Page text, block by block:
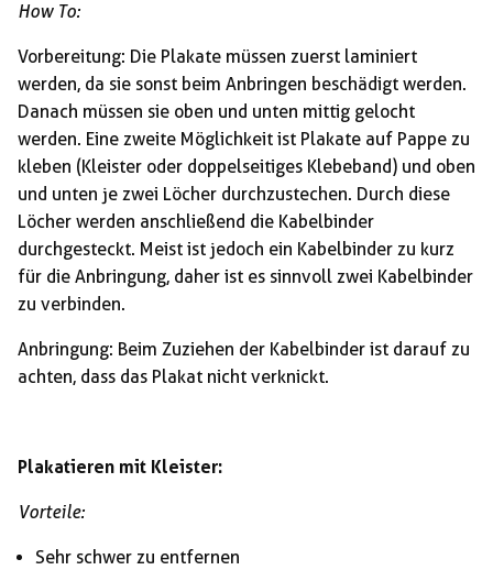
How To:
Vorbereitung: Die Plakate müssen zuerst laminiert
werden, da sie sonst beim Anbringen beschädigt werden.
Danach müssen sie oben und unten mittig gelocht
werden. Eine zweite Möglichkeit ist Plakate auf Pappe zu
kleben (Kleister oder doppelseitiges Klebeband) und oben
und unten je zwei Löcher durchzustechen. Durch diese
Löcher werden anschließend die Kabelbinder
durchgesteckt. Meist ist jedoch ein Kabelbinder zu kurz
für die Anbringung, daher ist es sinnvoll zwei Kabelbinder
zu verbinden.
Anbringung: Beim Zuziehen der Kabelbinder ist darauf zu
achten, dass das Plakat nicht verknickt.
Plakatieren mit Kleister:
Vorteile:
Sehr schwer zu entfernen